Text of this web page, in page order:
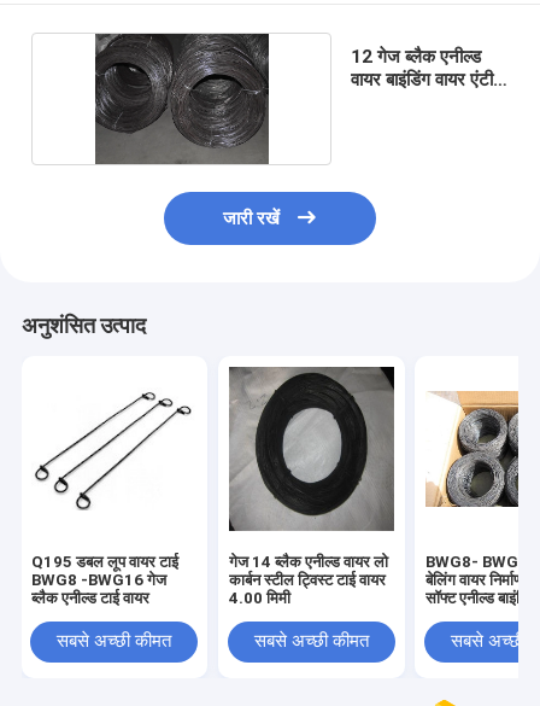
12 गेज ब्लैक एनील्ड
वायर बाइंडिंग वायर एंटी
जारी रखें
अनुशंसित उत्पाद
Q195 डबल लूप वायर टाई
BWG8 -BWG16 गेज
ब्लैक एनील्ड टाई वायर
सबसे अच्छी कीमत
गेज 14 ब्लैक एनील्ड वायर लो
कार्बन स्टील ट्विस्ट टाई वायर
4.00 मिमी
सबसे अच्छी कीमत
BWG8-
बेलिंग वायर निर्माण
सॉफ्ट एनील्ड बाइंडिंग
सबसे अच्छी